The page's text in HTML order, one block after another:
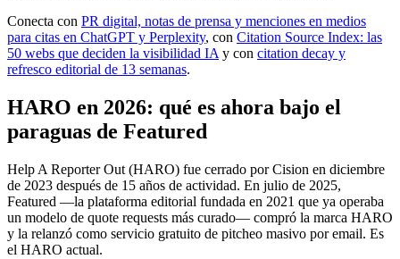
Conecta con PR digital, notas de prensa y menciones en medios
para citas en ChatGPT y Perplexity, con Citation Source Index: las
50 webs que deciden la visibilidad IAy con citation decay y
refresco editorial de 13 semanas.
HARO en 2026: qué es ahora bajo el
paraguas de Featured
Help A Reporter Out (HARO) fue cerrado por Cision en diciembre
de 2023 después de 15 años de actividad. En julio de 2025,
Featured —la plataforma editorial fundada en 2021 que ya operaba
un modelo de quote requests más curado— compró la marca HARO
y la relanzó como servicio gratuito de pitcheo masivo por email. Es
el HARO actual.